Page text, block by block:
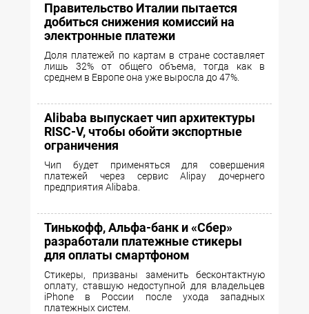
Правительство Италии пытается
добиться снижения комиссий на
электронные платежи
Доля платежей по картам в стране составляет
лишь 32% от общего объема, тогда как в
среднем в Европе она уже выросла до 47%.
Alibaba выпускает чип архитектуры
RISC-V, чтобы обойти экспортные
ограничения
Чип будет применяться для совершения
платежей через сервис Alipay дочернего
предприятия Alibaba.
Тинькофф, Альфа-банк и «Сбер»
разработали платежные стикеры
для оплаты смартфоном
Стикеры, призваны заменить бесконтактную
оплату, ставшую недоступной для владельцев
iPhone в России после ухода западных
платежных систем.